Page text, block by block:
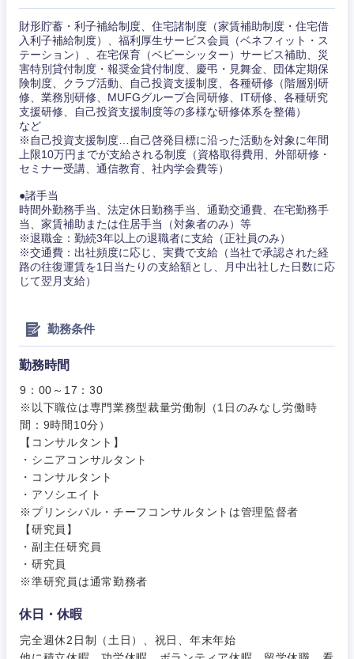
財形貯蓄・利子補給制度、住宅諸制度（家賃補助制度・住宅借
入利子補給制度）、福利厚生サービス会員（ベネフィット・ス
テーション）、在宅保育（ベビーシッター）サービス補助、災
害特別貸付制度・報奨金貸付制度、慶弔・見舞金、団体定期保
険制度、クラブ活動、自己投資支援制度、各種研修（階層別研
修、業務別研修、MUFGグループ合同研修、IT研修、各種研究
支援研修、自己投資支援制度等の多様な研修体系を整備）
など
※自己投資支援制度…自己啓発目標に沿った活動を対象に年間
上限10万円までが支給される制度（資格取得費用、外部研修・
セミナー受講、通信教育、社内学会費等）
●諸手当
時間外勤務手当、法定休日勤務手当、通勤交通費、在宅勤務手
当、家賃補助または住居手当（対象者のみ）等
※退職金：勤続3年以上の退職者に支給（正社員のみ）
※交通費：出社頻度に応じ、実費で支給（当社で承認された経
路の往復運賃を1日当たりの支給額とし、月中出社した日数に応
じて翌月支給）
勤務条件
勤務時間
9：00～17：30
※以下職位は専門業務型裁量労働制（1日のみなし労働時
間：9時間10分）
【コンサルタント】
・シニアコンサルタント
・コンサルタント
・アソシエイト
※プリンシパル・チーフコンサルタントは管理監督者
【研究員】
・副主任研究員
・研究員
※準研究員は通常勤務者
休日・休暇
完全週休2日制（土日）、祝日、年末年始
金融専門
職
メディカ
ル
不動産専
門職
建設・施
工管理
事務職
その他
その他
エンターテイメント
法律・特許事務所・監査法人
人材・アウトソーシング
サービス
その他
茨城県 栃木県
群馬県 埼玉県
千葉県 東京都
神奈川県
甲信越・北陸